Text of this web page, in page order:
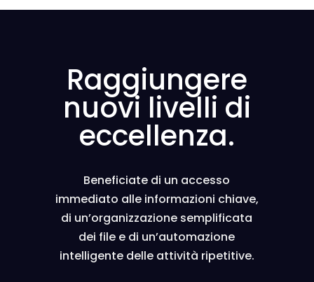
Raggiungere
nuovi livelli di
eccellenza.
Beneficiate di un accesso
immediato alle informazioni chiave,
di un’organizzazione semplificata
dei file e di un’automazione
intelligente delle attività ripetitive.